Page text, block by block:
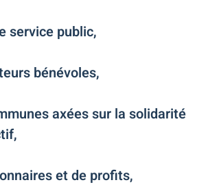
service public,
bénévoles,
axées sur la solidarité
et de profits,